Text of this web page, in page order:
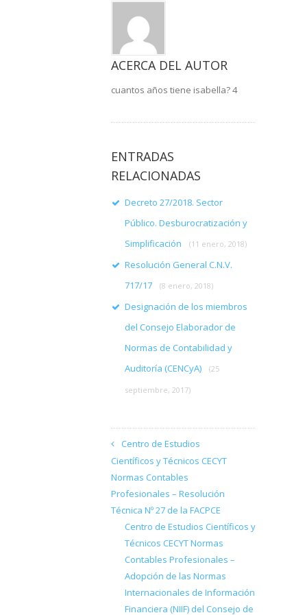
ACERCA DEL AUTOR
cuantos años tiene isabella? 4
ENTRADAS
RELACIONADAS
Decreto 27/2018. Sector
Público. Desburocratización y
Simplificación
(11 enero, 2018)
Resolución General C.N.V.
717/17
(8 enero, 2018)
Designación de los miembros
del Consejo Elaborador de
Normas de Contabilidad y
Auditoría (CENCyA)
(25
septiembre, 2017)
Centro de Estudios
Científicos y Técnicos CECYT
Normas Contables
Profesionales – Resolución
Técnica Nº 27 de la FACPCE
Centro de Estudios Científicos y
Técnicos CECYT Normas
Contables Profesionales –
Adopción de las Normas
Internacionales de Información
Financiera (NIIF) del Consejo de